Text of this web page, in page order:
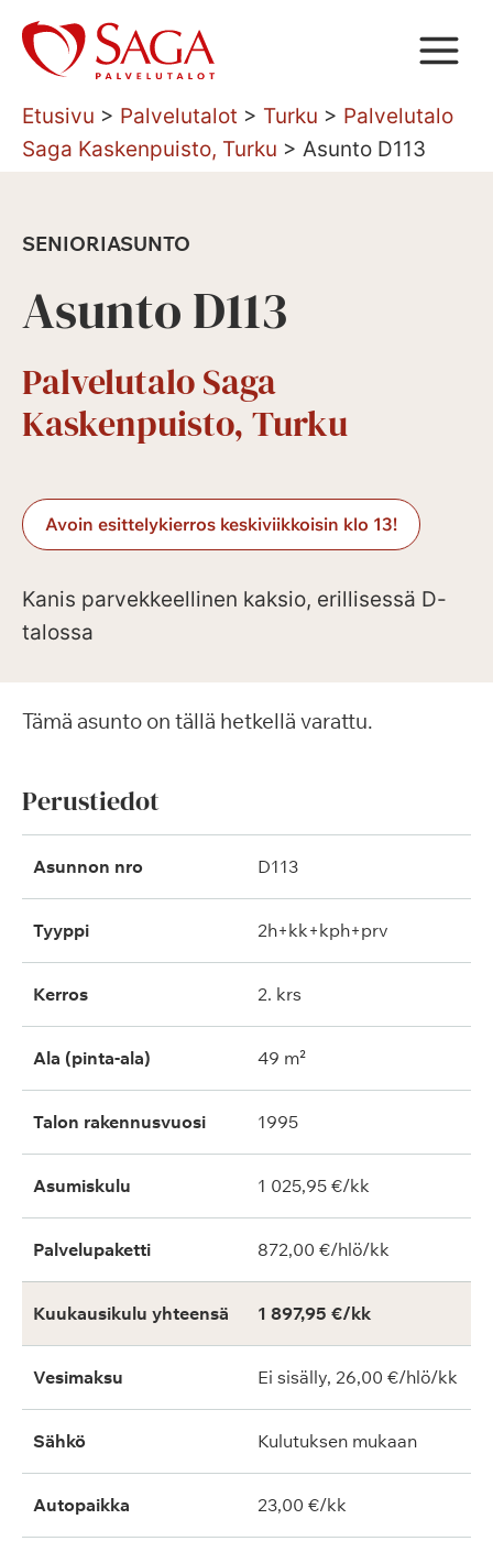
Siirry
sisältöön
Etusivu > Palvelutalot > Turku > Palvelutalo
Saga Kaskenpuisto, Turku > Asunto D113
SENIORIASUNTO
Asunto D113
Palvelutalo Saga
Kaskenpuisto, Turku
Avoin esittelykierros keskiviikkoisin klo 13!
Kanis parvekkeellinen kaksio, erillisessä D-
talossa
Tämä asunto on tällä hetkellä varattu.
Perustiedot
Asunnon nro D113
Tyyppi 2h+kk+kph+prv
Kerros 2. krs
Ala (pinta-ala) 49 m²
Talon rakennusvuosi 1995
Asumiskulu 1 025,95 €/kk
Palvelupaketti 872,00 €/hlö/kk
Kuukausikulu yhteensä 1 897,95 €/kk
Vesimaksu Ei sisälly, 26,00 €/hlö/kk
Sähkö Kulutuksen mukaan
Autopaikka 23,00 €/kk